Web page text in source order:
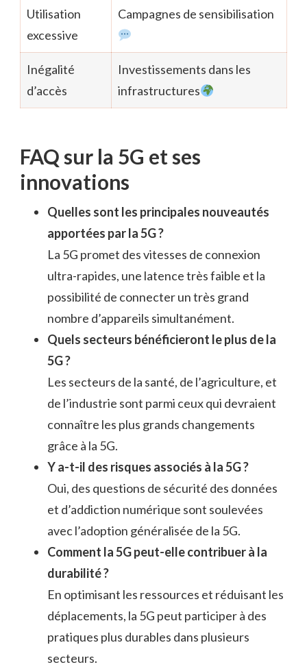
Utilisation
excessive
Campagnes de sensibilisation
Inégalité
d’accès
Investissements dans les
infrastructures
FAQ sur la 5G et ses
innovations
Quelles sont les principales nouveautés
apportées par la 5G ?
La 5G promet des vitesses de connexion
ultra-rapides, une latence très faible et la
possibilité de connecter un très grand
nombre d’appareils simultanément.
Quels secteurs bénéficieront le plus de la
5G ?
Les secteurs de la santé, de l’agriculture, et
de l’industrie sont parmi ceux qui devraient
connaître les plus grands changements
grâce à la 5G.
Y a-t-il des risques associés à la 5G ?
Oui, des questions de sécurité des données
et d’addiction numérique sont soulevées
avec l’adoption généralisée de la 5G.
Comment la 5G peut-elle contribuer à la
durabilité ?
En optimisant les ressources et réduisant les
déplacements, la 5G peut participer à des
pratiques plus durables dans plusieurs
secteurs.